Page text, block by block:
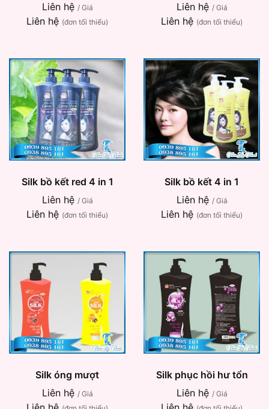
Liên hệ / Giá
Liên hệ (đơn tối thiểu)
Liên hệ / Giá
Liên hệ (đơn tối thiểu)
Silk bồ kết red 4 in 1
Liên hệ / Giá
Liên hệ (đơn tối thiểu)
Silk bồ kết 4 in 1
Liên hệ / Giá
Liên hệ (đơn tối thiểu)
Silk óng mượt
Liên hệ / Giá
Silk phục hồi hư tổn
Liên hệ / Giá